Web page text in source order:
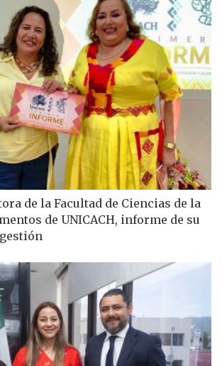
de la Facultad de Ciencias de la
de UNICACH, informe de su